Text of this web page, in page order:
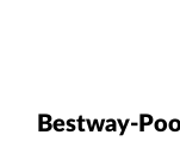
Bestway-